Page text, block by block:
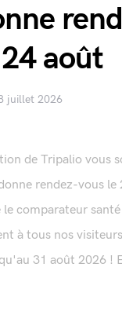
août
juillet 2026
de Tripalio vous
rendez-vous le
le comparateur
à tous nos
31 août 2026 !